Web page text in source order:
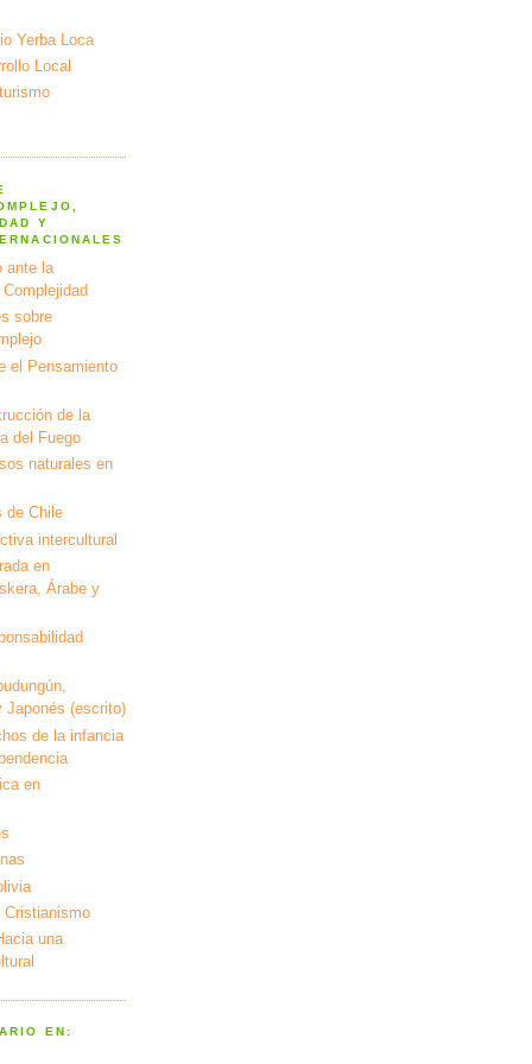
Yerba Loca
Local
Y
ante la
sobre
el Pensamiento
de la
del Fuego
naturales en
de Chile
intercultural
en
Árabe y
Japonés (escrito)
de la infancia
en
Cristianismo
una
EN: